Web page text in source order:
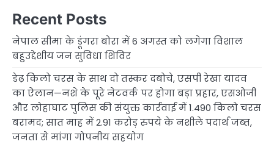
Recent Posts
नेपाल सीमा के डूंगरा बोरा में 6 अगस्त को लगेगा विशाल
बहुउद्देशीय जन सुविधा शिविर
डेढ़ किलो चरस के साथ दो तस्कर दबोचे, एसपी रेखा यादव
का ऐलान—नशे के पूरे नेटवर्क पर होगा बड़ा प्रहार, एसओजी
और लोहाघाट पुलिस की संयुक्त कार्रवाई में 1.490 किलो चरस
बरामद; सात माह में 2.91 करोड़ रुपये के नशीले पदार्थ जब्त,
जनता से मांगा गोपनीय सहयोग